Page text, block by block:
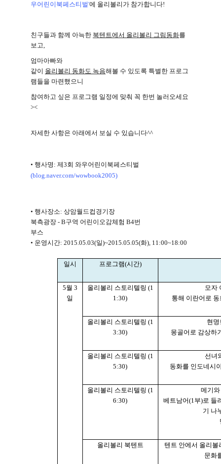
우어린이북페스티벌'에 올리볼리가 참가합니다!
친구들과 함께 아늑한 북텐트에서 올리볼리 그림동화를
보고,
엄마아빠와
같이 올리볼리 동화도 녹음해볼 수 있도록 특별한 프로그
램들을 마련했으니
참여하고 싶은 프로그램 일정에 맞춰 꼭 한번 놀러오세요
><
자세한 사항은 아래에서 보실 수 있습니다^^
• 행사명 :제3회 와우어린이북페스티벌
(blog.naver.com/wowbook2005)
•행사장소:상암월드컵경기장
북측광장 -B구역 어린이오감체험 B4번
부스
• 운영시간:2015.05.03(일)~2015.05.05(화), 11:00~18:00
일시 프로그램(시간)
5월 3
일
올리볼리 스토리텔링 (1
1:30)
모자
통해 이란어로
올리볼리 스토리텔링 (1
3:30)
현
몽골어로 감상하
올리볼리 스토리텔링 (1
5:30)
선녀
동화를 인도네시
올리볼리 스토리텔링 (1
6:30)
메기
베트남어(1부)로 들
기 나
올리볼리 북텐트
텐트 안에서 올리
문화